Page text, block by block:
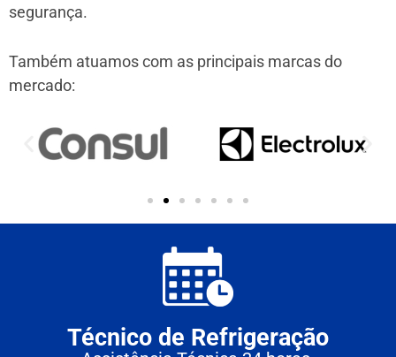
segurança.
Também atuamos com as principais marcas do
mercado:
Técnico de Refrigeração